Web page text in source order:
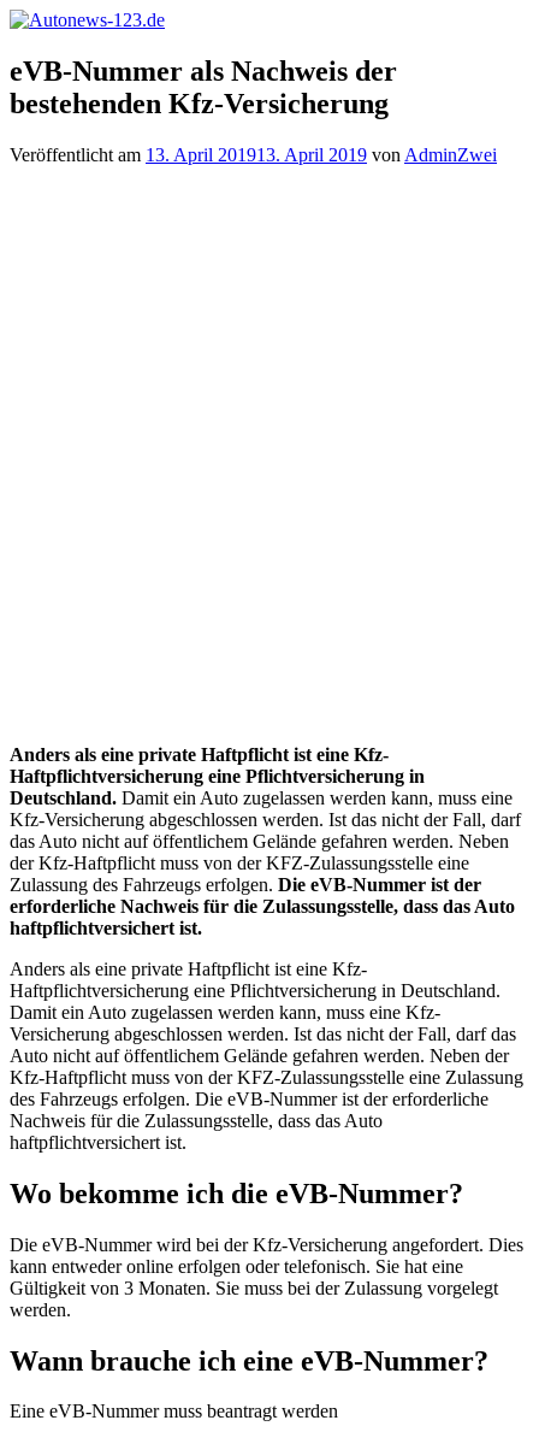
Zum
springen
Autonews-
123.de
Autonews
mit
Charme
eVB-Nummer als Nachweis der
bestehenden Kfz-Versicherung
Veröffentlicht am 13. April 201913. April 2019 von AdminZwei
Anders als eine private Haftpflicht ist eine Kfz-
Haftpflichtversicherung eine Pflichtversicherung in
Deutschland. Damit ein Auto zugelassen werden kann, muss eine
Kfz-Versicherung abgeschlossen werden. Ist das nicht der Fall, darf
das Auto nicht auf öffentlichem Gelände gefahren werden. Neben
der Kfz-Haftpflicht muss von der KFZ-Zulassungsstelle eine
Zulassung des Fahrzeugs erfolgen. Die eVB-Nummer ist der
erforderliche Nachweis für die Zulassungsstelle, dass das Auto
haftpflichtversichert ist.
Anders als eine private Haftpflicht ist eine Kfz-
Haftpflichtversicherung eine Pflichtversicherung in Deutschland.
Damit ein Auto zugelassen werden kann, muss eine Kfz-
Versicherung abgeschlossen werden. Ist das nicht der Fall, darf das
Auto nicht auf öffentlichem Gelände gefahren werden. Neben der
Kfz-Haftpflicht muss von der KFZ-Zulassungsstelle eine Zulassung
des Fahrzeugs erfolgen. Die eVB-Nummer ist der erforderliche
Nachweis für die Zulassungsstelle, dass das Auto
haftpflichtversichert ist.
Wo bekomme ich die eVB-Nummer?
Die eVB-Nummer wird bei der Kfz-Versicherung angefordert. Dies
kann entweder online erfolgen oder telefonisch. Sie hat eine
Gültigkeit von 3 Monaten. Sie muss bei der Zulassung vorgelegt
werden.
Wann brauche ich eine eVB-Nummer?
Eine eVB-Nummer muss beantragt werden